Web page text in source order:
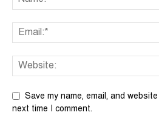
Save my name, email, and
next time I comment.